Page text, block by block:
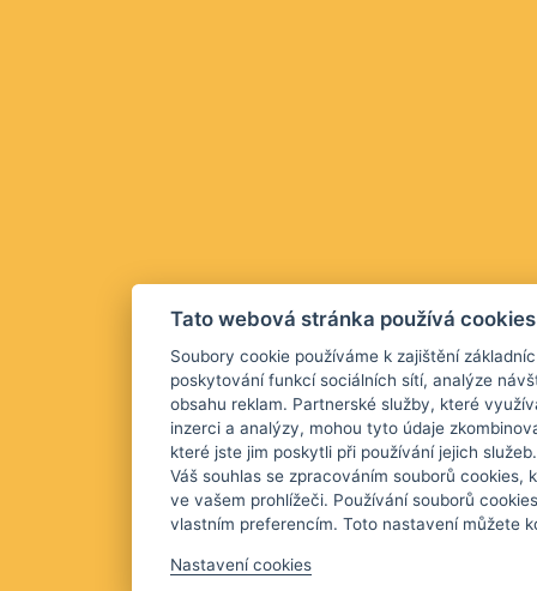
Tato webová stránka používá cookies
Soubory cookie používáme k zajištění
poskytování funkcí sociálních sítí, analýze
obsahu reklam. Partnerské služby, které
inzerci a analýzy, mohou tyto údaje
které jste jim poskytli při používání jejich
Váš souhlas se zpracováním souborů cookies,
ve vašem prohlížeči. Používání souborů
vlastním preferencím. Toto nastavení můžete
Nastavení cookies